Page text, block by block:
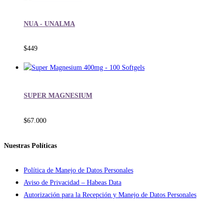
NUA - UNALMA
$449
SUPER MAGNESIUM
$67.000
Nuestras Políticas
Política de Manejo de Datos Personales
Aviso de Privacidad – Habeas Data
Autorización para la Recepción y Manejo de Datos Personales